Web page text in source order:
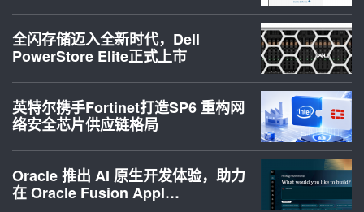
全闪存储迈入全新时代，Dell
PowerStore Elite正式上市
英特尔携手Fortinet打造SP6 重构网
络安全芯片供应链格局
Oracle 推出 AI 原生开发体验，助力
在 Oracle Fusion Appl…